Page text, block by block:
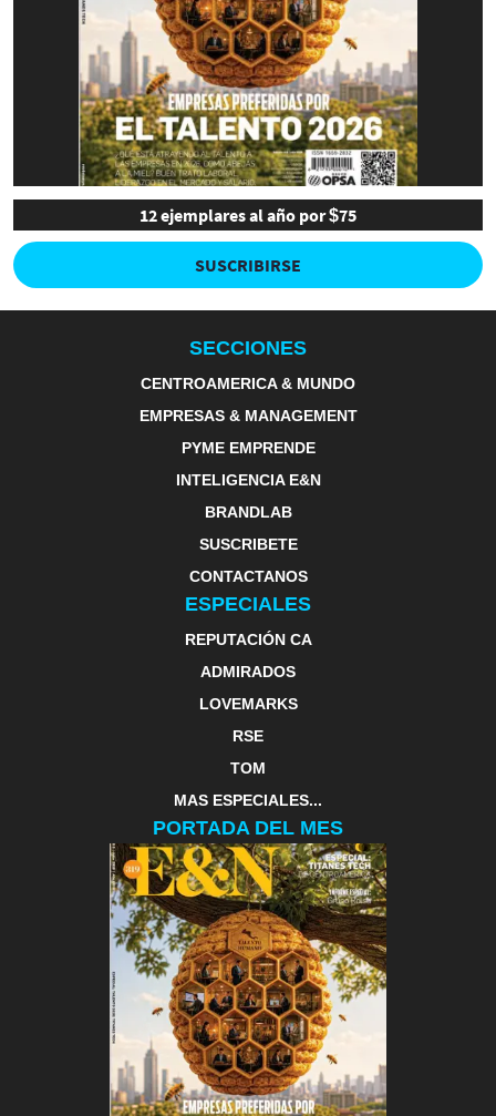
12 ejemplares al año por $75
SUSCRIBIRSE
SECCIONES
CENTROAMERICA & MUNDO
EMPRESAS & MANAGEMENT
PYME EMPRENDE
INTELIGENCIA E&N
BRANDLAB
SUSCRIBETE
CONTACTANOS
ESPECIALES
REPUTACIÓN CA
ADMIRADOS
LOVEMARKS
RSE
TOM
MAS ESPECIALES...
PORTADA DEL MES